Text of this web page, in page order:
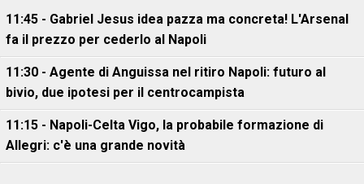
11:45 - Gabriel Jesus idea pazza ma concreta! L'Arsenal
fa il prezzo per cederlo al Napoli
11:30 - Agente di Anguissa nel ritiro Napoli: futuro al
bivio, due ipotesi per il centrocampista
11:15 - Napoli-Celta Vigo, la probabile formazione di
Allegri: c'è una grande novità